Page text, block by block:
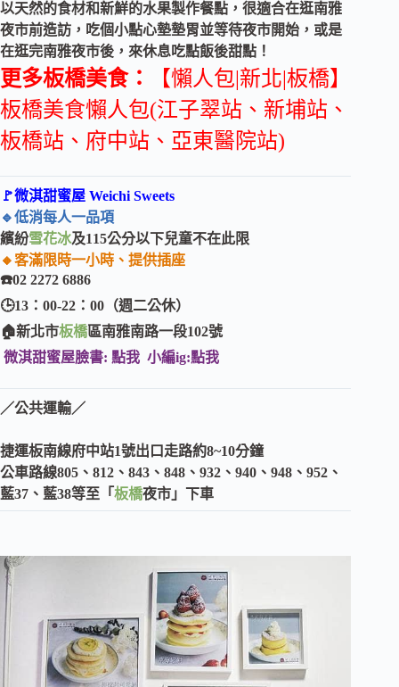
以天然的食材和新鮮的水果製作餐點，很適合在逛南雅
夜市前造訪，吃個小點心墊墊胃並等待夜市開始，或是
在逛完南雅夜市後，來休息吃點飯後甜點！
更多板橋美食：
【懶人包|新北|板橋】
板橋美食懶人包(江子翠站、新埔站、
板橋站、府中站、亞東醫院站)
🚩微淇甜蜜屋 Weichi Sweets
🔹低消每人一品項
繽紛雪花冰及115公分以下兒童不在此限
🔸客滿限時一小時、提供插座
☎️02 2272 6886
🕒13：00-22：00（週二公休）
🏠新北市板橋區南雅南路一段102號​​​​​​
微淇甜蜜屋臉書: 點我 小編ig:點我
／公共運輸／
捷運板南線府中站1號出口走路約8~10分鐘
公車路線805、812、843、848、932、940、948、952、
藍37、藍38等至「板橋夜市」下車